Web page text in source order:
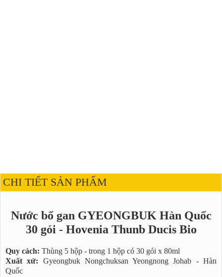
CHI TIẾT SẢN PHẨM
Nước bổ gan GYEONGBUK Hàn Quốc
30 gói - Hovenia Thunb Ducis Bio
Quy cách: Thùng 5 hộp - trong 1 hộp có 30 gói x 80ml
Xuất xứ: Gyeongbuk Nongchuksan Yeongnong Johab - Hàn
Quốc